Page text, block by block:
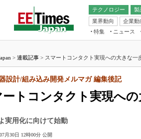
テクノロジー 製
電池／エネルギー
アナログ
マイコン
FPGA
業界動向
企業動
特集 ニュース
福田昭のデバイス通信
湯之上隆のナノフォーカ
大山聡の業界スコープ
大原雄介のエレ・組み
電子ブックレ
> 連載記事 > スマートコンタクト実現への大きな一
ートコンタクト実現へ
設計/組み込み開発メルマガ 編集後記
実用化に向けて始動
月30日 12時00分 公開